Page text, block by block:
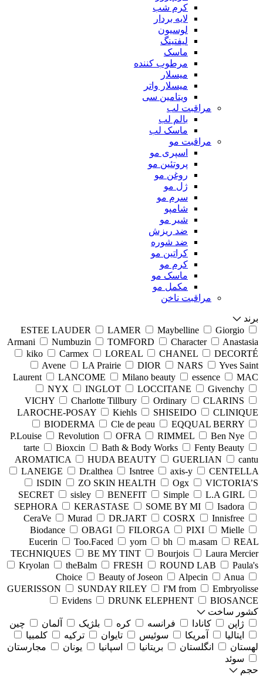
کرم شب
لایه بردار
لوسیون
لیفتینگ
ماسک
مرطوب کننده
میسلار
میسلار واتر
ویتامین سی
مراقبت لب
بالم لب
ماسک لب
مراقبت مو
اسپری مو
پروتئین مو
روغن مو
ژل مو
سرم مو
شامپو
شیر مو
ضد ریزش
ضد شوره
کراتین مو
کرم مو
ماسک مو
مکمل مو
مراقبت ناخن
برند
ESTEE LAUDER
LAMER Maybelline
Giorgio
Armani
Numbuzin TOMFORD Character
Anastasia
kiko
Carmex LOREAL CHANEL
DECORTÉ
Avene
LA Prairie DIOR NARS
Yves Saint
Laurent
LANCOME Milano beauty essence
MAC
NYX
INGLOT LOCCITANE
Givenchy
VICHY
Charlotte Tillbury Ordinary
CLARINS
LAROCHE-POSAY
Kiehls SHISEIDO
CLINIQUE
BIODERMA
Cle de peau
EQQUAL BERRY
P.Louise
Revolution OFRA RIMMEL
Ben Nye
tarte
Bioxcin Bath & Body Works
Fenty Beauty
AROMATICA
HUDA BEAUTY GUERLIAN
cantu
LANEIGE
Dr.althea Isntree axis-y
CENTELLA
ISDIN
ZO SKIN HEALTH Ogx
VICTORIA’S
SECRET
sisley BENEFIT Simple
L.A GIRL
SEPHORA
KERASTASE SOME BY MI
Isadora
CeraVe
Murad DR.JART COSRX
Innisfree
Biodance
OBAGI FILORGA PIXI
Mielle
Eucerin
Too.Faced yorn bh m.asam
REAL
TECHNIQUES
BE MY TINT Bourjois
Laura Mercier
Kryolan
theBalm FRESH ROUND LAB
Paula's
Choice
Beauty of Joseon Alpecin
Anua
GUERISSON
SUNDAY RILEY I'M from
Embryolisse
Evidens
DRUNK ELEPHENT
BIOSANCE
کشور ساخت
ژاپن
کانادا فرانسه کره بلژیک آلمان
چین
ایتالیا
آمریکا سوئیس تایوان ترکیه
کلمبیا
لهستان
انگلستان بریتانیا اسپانیا یونان
مجارستان
سوئد
حجم